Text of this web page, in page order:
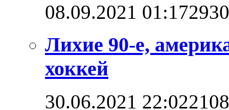
08.09.2021 01:17
Лихие 90-е,
хоккей
30.06.2021 22:02